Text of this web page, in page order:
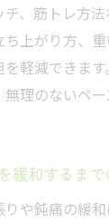
、筋トレ方
ち上がり方、
を軽減できま
理のないペ
緩和するま
や鈍痛の緩